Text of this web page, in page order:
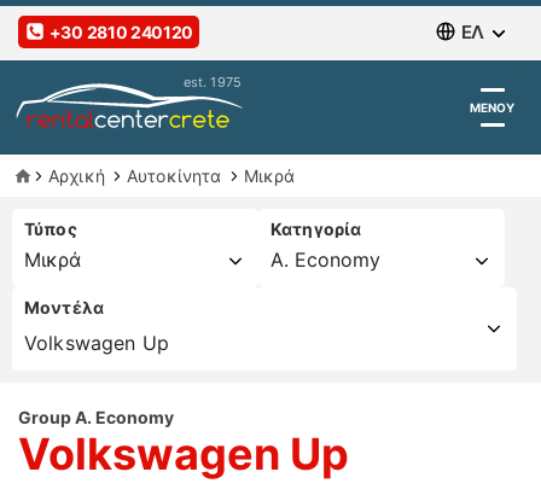
ΕΛ
+30 2810 240120
ΜΕΝΟΥ
Αρχική Αυτοκίνητα Μικρά
Τύπος Κατηγορία
Μοντέλα
Volkswagen Up
Group A. Economy
Volkswagen Up